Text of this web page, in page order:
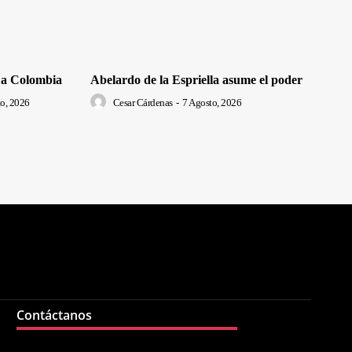
Colombia
2026
Abelardo de la Espriella asume el poder
Cesar Cárdenas - 7 Agosto, 2026
Contáctanos